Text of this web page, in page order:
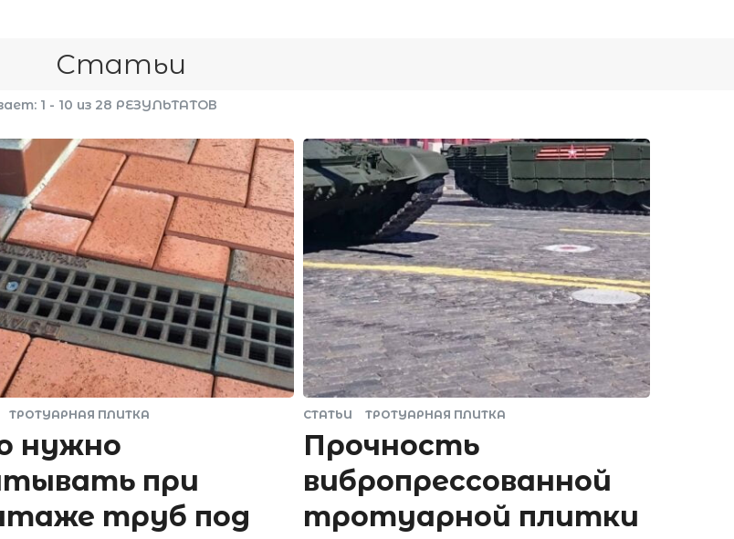
Статьи
1 - 10 из 28 РЕЗУЛЬТАТОВ
ТРОТУАРНАЯ ПЛИТКА
нужно
при
труб под
СТАТЬИ ТРОТУАРНАЯ ПЛИТКА
Прочность
вибропрессованной
тротуарной плитки